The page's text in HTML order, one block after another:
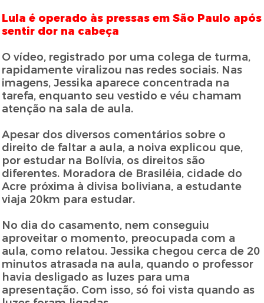
Lula é operado às pressas em São Paulo após
sentir dor na cabeça
O vídeo, registrado por uma colega de turma,
rapidamente viralizou nas redes sociais. Nas
imagens, Jessika aparece concentrada na
tarefa, enquanto seu vestido e véu chamam
atenção na sala de aula.
Apesar dos diversos comentários sobre o
direito de faltar a aula, a noiva explicou que,
por estudar na Bolívia, os direitos são
diferentes. Moradora de Brasiléia, cidade do
Acre próxima à divisa boliviana, a estudante
viaja 20km para estudar.
No dia do casamento, nem conseguiu
aproveitar o momento, preocupada com a
aula, como relatou. Jessika chegou cerca de 20
minutos atrasada na aula, quando o professor
havia desligado as luzes para uma
apresentação. Com isso, só foi vista quando as